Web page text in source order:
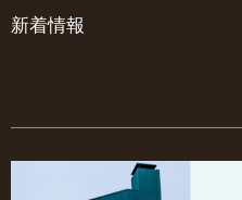
新着情報